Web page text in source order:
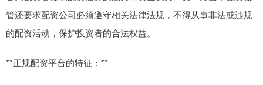
管还要求配资公司必须遵守相关法律法规，不得从事非法或违规
的配资活动，保护投资者的合法权益。
**正规配资平台的特征：**